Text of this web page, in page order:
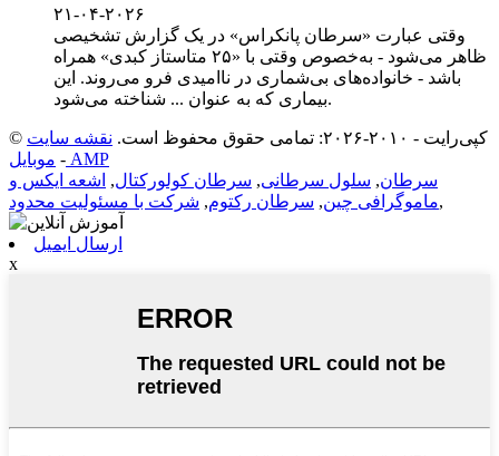
۲۱-۰۴-۲۰۲۶
وقتی عبارت «سرطان پانکراس» در یک گزارش تشخیصی
ظاهر می‌شود - به‌خصوص وقتی با «۲۵ متاستاز کبدی» همراه
باشد - خانواده‌های بی‌شماری در ناامیدی فرو می‌روند. این
بیماری که به عنوان ... شناخته می‌شود.
© کپی‌رایت - ۲۰۱۰-۲۰۲۶: تمامی حقوق محفوظ است.
نقشه سایت
- موبایل AMP
سرطان, سلول سرطانی, سرطان کولورکتال, اشعه ایکس و
ماموگرافی چین, سرطان رکتوم, شرکت با مسئولیت محدود ,
ارسال ایمیل
x